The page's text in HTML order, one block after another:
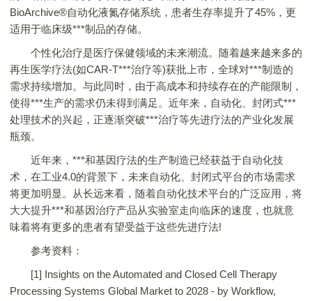
BioArchive®自动化液氮存储系统，患者生存率提升了45%，更
适用于临床级***制品的存储。
个性化治疗是医疗保健领域的未来潮流。随着越来越来多的
再生医学疗法(如CAR-T***治疗等)获批上市，全球对***制造的
需求持续增加。与此同时，由于高成本和持续存在的产能限制，
使得***生产的需求仍未得到满足。近年来，自动化、封闭式***
处理技术的兴起，正逐渐突破***治疗等先进疗法的产业化发展
瓶颈。
近年来，***和基因疗法的生产制造已经获益于自动化技
术，在工业4.0的背景下，未来自动化、封闭式平台的市场需求
将更加明显。从长远来看，随着自动化技术平台的广泛应用，将
大大提升***和基因治疗产品从实验室走向临床的速度，也就意
味着将有更多的患者有望受益于这些先进疗法!
参考资料：
[1] Insights on the Automated and Closed Cell Therapy
Processing Systems Global Market to 2028 - by Workflow,